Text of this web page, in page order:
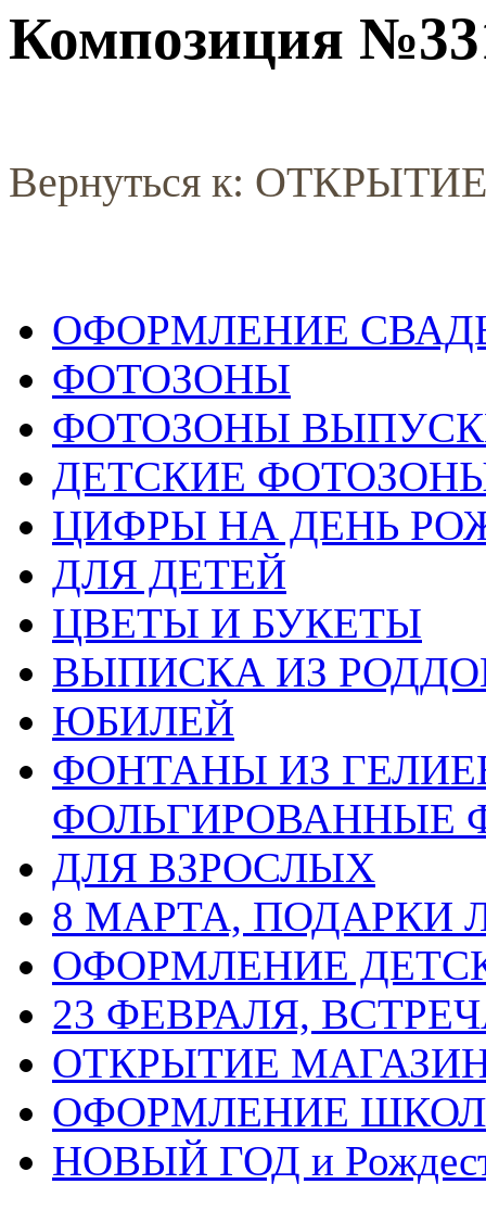
Композиция
Вернуться к:
ОФОРМЛЕНИЕ
ФОТОЗОНЫ
ФОТОЗОНЫ
ДЕТСКИЕ
ЦИФРЫ НА ДЕНЬ
ДЛЯ ДЕТЕЙ
ЦВЕТЫ И БУКЕТЫ
ВЫПИСКА ИЗ
ЮБИЛЕЙ
ФОНТАНЫ ИЗ
ФОЛЬГИРОВАННЫЕ
ДЛЯ ВЗРОСЛЫХ
8 МАРТА,
ОФОРМЛЕНИЕ
23 ФЕВРАЛЯ,
ОТКРЫТИЕ
ОФОРМЛЕНИЕ
НОВЫЙ ГОД и